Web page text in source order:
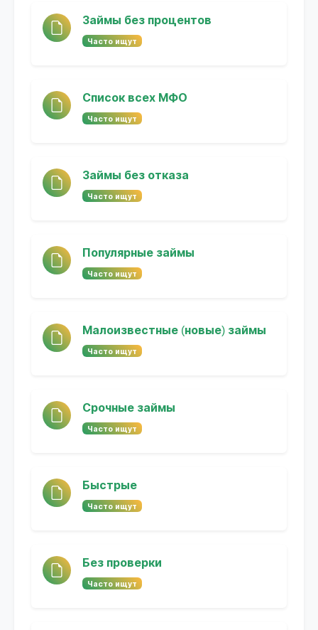
Займы без процентов
Часто ищут
Список всех МФО
Часто ищут
Займы без отказа
Часто ищут
Популярные займы
Часто ищут
Малоизвестные (новые) займы
Часто ищут
Срочные займы
Часто ищут
Быстрые
Часто ищут
Без проверки
Часто ищут